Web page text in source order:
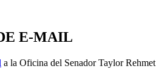
E-MAIL
a la Oficina del Senador Taylor Rehmet